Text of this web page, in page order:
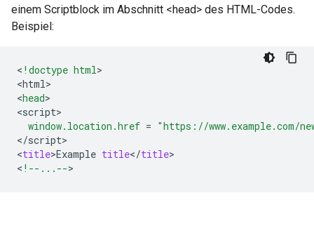
einem Scriptblock im Abschnitt <head> des HTML-Codes.
Beispiel:
< !doctype html>
<html>
<head>
<script
window.location.href = "https://www.example.com/
</script>
<title>Example title</title>
< !--...-->